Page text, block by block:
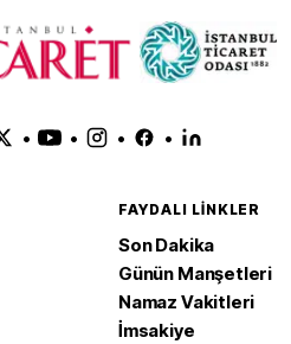
• • • •
FAYDALI LINKLER
Son Dakika
Günün Manşetleri
Namaz Vakitleri
İmsakiye